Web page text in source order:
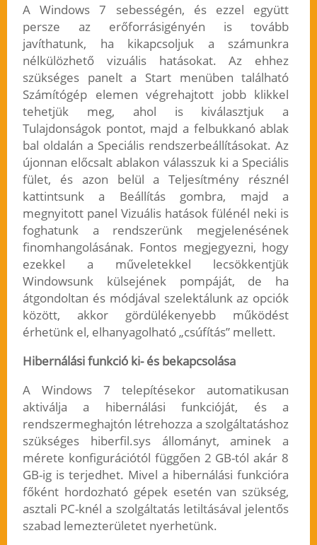
A Windows 7 sebességén, és ezzel együtt
persze az erőforrásigényén is tovább
javíthatunk, ha kikapcsoljuk a számunkra
nélkülözhető vizuális hatásokat. Az ehhez
szükséges panelt a Start menüben található
Számítógép elemen végrehajtott jobb klikkel
tehetjük meg, ahol is kiválasztjuk a
Tulajdonságok pontot, majd a felbukkanó ablak
bal oldalán a Speciális rendszerbeállításokat. Az
újonnan előcsalt ablakon válasszuk ki a Speciális
fület, és azon belül a Teljesítmény résznél
kattintsunk a Beállítás gombra, majd a
megnyitott panel Vizuális hatások fülénél neki is
foghatunk a rendszerünk megjelenésének
finomhangolásának. Fontos megjegyezni, hogy
ezekkel a műveletekkel lecsökkentjük
Windowsunk külsejének pompáját, de ha
átgondoltan és módjával szelektálunk az opciók
között, akkor gördülékenyebb működést
érhetünk el, elhanyagolható „csúfítás” mellett.
Hibernálási funkció ki- és bekapcsolása
A Windows 7 telepítésekor automatikusan
aktiválja a hibernálási funkcióját, és a
rendszermeghajtón létrehozza a szolgáltatáshoz
szükséges hiberfil.sys állományt, aminek a
mérete konfigurációtól függően 2 GB-tól akár 8
GB-ig is terjedhet. Mivel a hibernálási funkcióra
főként hordozható gépek esetén van szükség,
asztali PC-knél a szolgáltatás letiltásával jelentős
szabad lemezterületet nyerhetünk.